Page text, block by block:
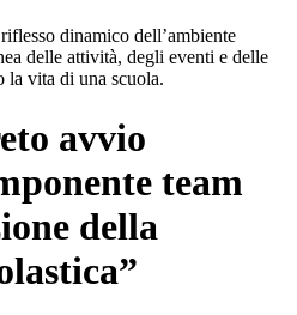
dinamico dell’ambiente
delle attività, degli eventi e delle
la vita di una scuola.
avvio
team
della